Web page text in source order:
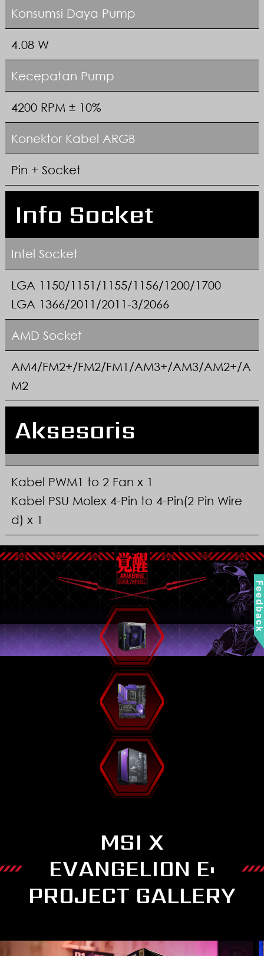
Konsumsi Daya Pump
4.08 W
Kecepatan Pump
4200 RPM ± 10%
Konektor Kabel ARGB
Pin + Socket
Info Socket
Intel Socket
LGA 1150/1151/1155/1156/1200/1700
LGA 1366/2011/2011-3/2066
AMD Socket
AM4/FM2+/FM2/FM1/AM3+/AM3/AM2+/A
M2
Aksesoris
Kabel PWM1 to 2 Fan x 1
Kabel PSU Molex 4-Pin to 4-Pin(2 Pin Wire
d) x 1
MSI X
EVANGELION E:
PROJECT GALLERY